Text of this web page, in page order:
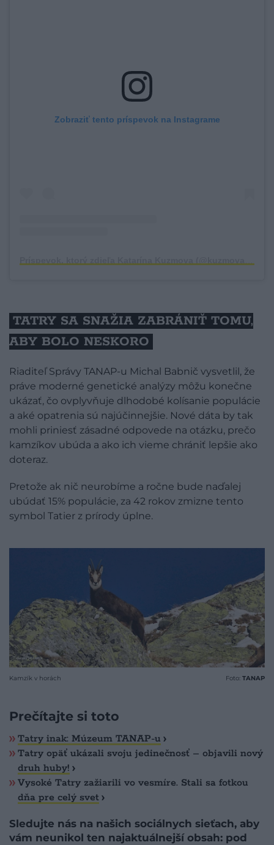
Zobraziť tento príspevok na Instagrame
TATRY SA SNAŽIA ZABRÁNIŤ TOMU,
ABY BOLO NESKORO
Riaditeľ Správy TANAP-u Michal Babnič vysvetlil, že
práve moderné genetické analýzy môžu konečne
ukázať, čo ovplyvňuje dlhodobé kolísanie populácie
a aké opatrenia sú najúčinnejšie. Nové dáta by tak
mohli priniesť zásadné odpovede na otázku, prečo
kamzíkov ubúda a ako ich vieme chrániť lepšie ako
doteraz.
Pretože ak nič neurobíme a ročne bude naďalej
ubúdať 15% populácie, za 42 rokov zmizne tento
symbol Tatier z prírody úplne.
Kamzík v horách Foto: TANAP
Prečítajte si toto
Tatry inak: Múzeum TANAP-u
Tatry opäť ukázali svoju jedinečnosť – objavili nový
druh huby!
Vysoké Tatry zažiarili vo vesmíre. Stali sa fotkou
dňa pre celý svet
Sledujte nás na našich sociálnych sieťach, aby
vám neunikol ten najaktuálnejší obsah: pod